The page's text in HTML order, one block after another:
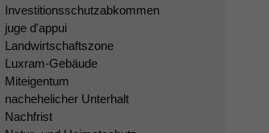
Investitionsschutzabkommen
juge d'appui
Landwirtschaftszone
Luxram-Gebäude
Miteigentum
nachehelicher Unterhalt
Nachfrist